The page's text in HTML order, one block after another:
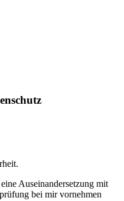
Auseinandersetzung mit
bei mir vornehmen